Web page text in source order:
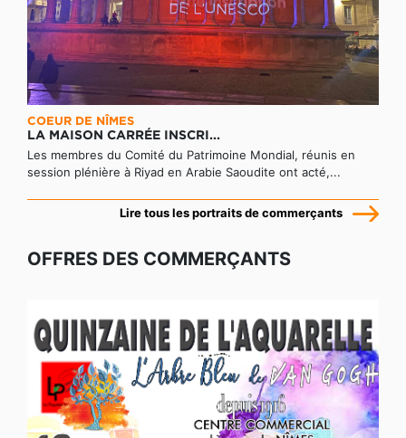
COEUR DE NÎMES
LA MAISON CARRÉE INSCRI...
Les membres du Comité du Patrimoine Mondial, réunis en
session plénière à Riyad en Arabie Saoudite ont acté,...
Lire tous les portraits de commerçants
OFFRES DES COMMERÇANTS